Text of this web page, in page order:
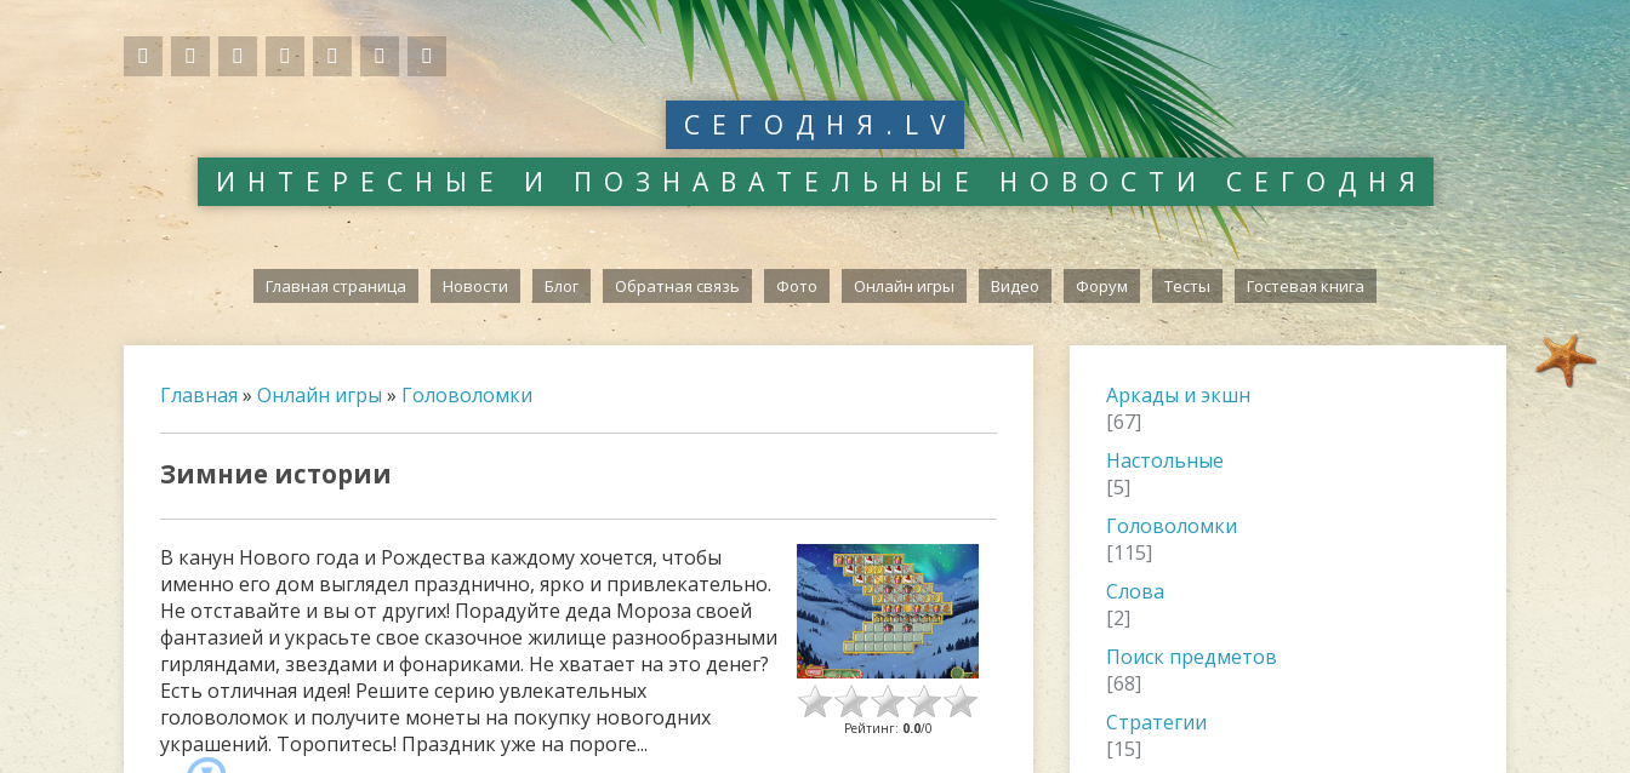
СЕГОДНЯ.LV
ИНТЕРЕСНЫЕ И ПОЗНАВАТЕЛЬНЫЕ НОВОСТИ СЕГОДНЯ
Главная страница Новости Блог Обратная связь Фото Онлайн игры Видео Форум Тесты Гостевая книга
Главная » Онлайн игры » Головоломки
Зимние истории
В канун Нового года и Рождества каждому хочется, чтобы
именно его дом выглядел празднично, ярко и привлекательно.
Не отставайте и вы от других! Порадуйте деда Мороза своей
фантазией и украсьте свое сказочное жилище разнообразными
гирляндами, звездами и фонариками. Не хватает на это денег?
Есть отличная идея! Решите серию увлекательных
головоломок и получите монеты на покупку новогодних
украшений. Торопитесь! Праздник уже на пороге...
Рейтинг: 0.0/0
Аркады и экшн
[67]
Настольные
[5]
Головоломки
[115]
Слова
[2]
Поиск предметов
[68]
Стратегии
[15]